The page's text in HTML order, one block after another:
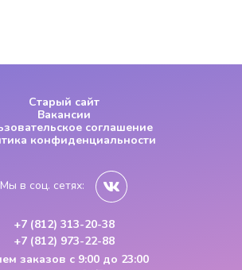
Старый сайт
Вакансии
соглашение
конфиденциальности
Мы в соц. сетях:
+7 (812) 313-20-38
+7 (812) 973-22-88
заказов с 9:00 до 23:00